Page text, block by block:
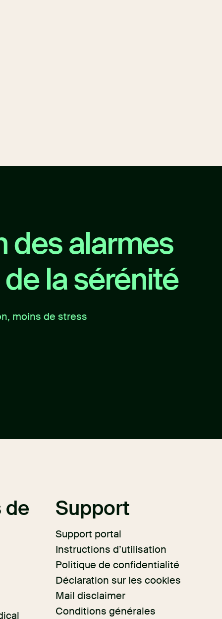
des alarmes
la sérénité
moins de stress
de Support
Support portal
Instructions d’utilisation
Politique de confidentialité
Déclaration sur les cookies
Mail disclaimer
Conditions générales